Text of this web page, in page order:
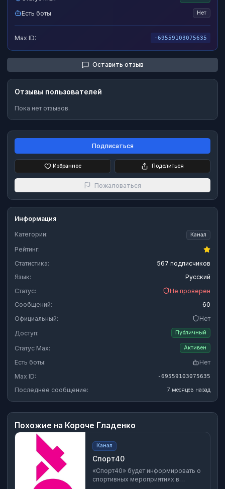
Есть боты Нет
Max ID: -69559103075635
Оставить отзыв
Отзывы пользователей
Пока нет отзывов.
Подписаться
Избранное Поделиться
Пожаловаться
Информация
Категории: Канал
Рейтинг:
Статистика:
567 подписчиков
Язык:
Русский
Статус:
Не проверен
Сообщений:
60
Официальный:
Нет
Доступ:
Публичный
Статус Max: Активен
Есть боты:
Нет
Max ID:
-69559103075635
Последнее сообщение: 7 месяцев назад
Похожие на Короче Гладенко
Канал
Спорт40
«Спорт40» будет информировать о
спортивных мероприятиях в